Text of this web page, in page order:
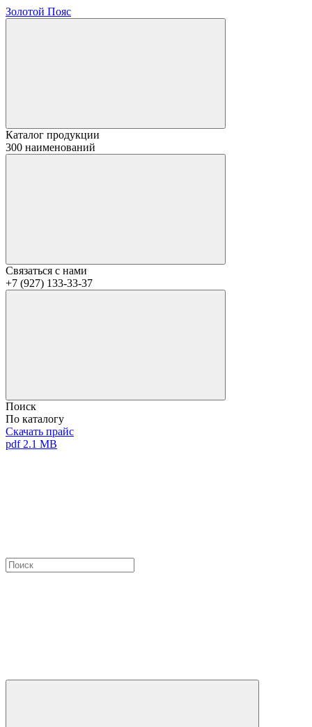
Золотой Пояс
Каталог продукции
300 наименований
Связаться с нами
+7 (927) 133-33-37
Поиск
По каталогу
Скачать прайс
pdf 2.1 MB